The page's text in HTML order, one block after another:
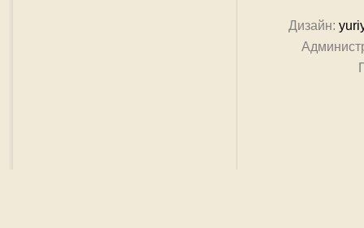
Дизайн: